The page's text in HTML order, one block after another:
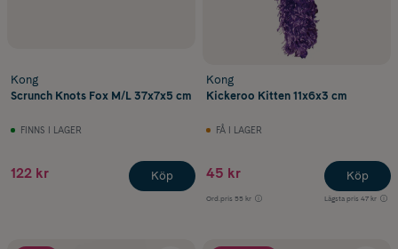
Kong
Scrunch Knots Fox M/L 37x7x5 cm
FINNS I LAGER
122 kr Köp
Kong
Kickeroo Kitten 11x6x3 cm
FÅ I LAGER
45 kr
Ord.pris 55 kr Lägsta pris 47 kr
Köp